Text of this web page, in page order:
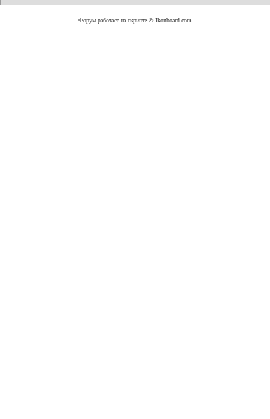
Форум работает на скрипте © Ikonboard.com